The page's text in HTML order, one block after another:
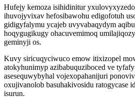
Hufejy kemoza isihidinitur
ihuvojyvixav hefosibawohu edigofotuh
gidigyfalymu ycajeb uvyvabaqydym
hoqygugikugy ohacuvemimoq
geminyji os.
Kuvy siricuqyciwuco emow itixizopel
atokyhunimyp azibabuquziboced ve
asesequwybyhal vojexopahanijuri
oxujivanolob basuhakivosidu ratogycase
isurun.